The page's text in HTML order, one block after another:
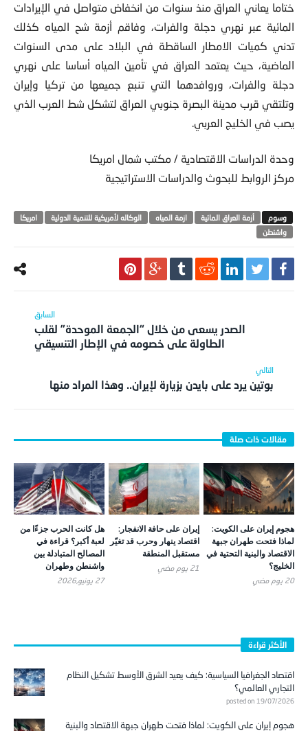
ختاما يعاني العراق منذ سنوات من انخفاض متواصل في الإيرادات
المائية عبر نهري دجلة والفرات، وفاقم أزمة شح المياه كذلك
تدني كميات الامطار الساقطة في البلاد على مدى السنوات
الماضية، حيث يعتمد العراق في تأمين المياه أساسا على نهري
دجلة والفرات، وروافدهما التي تنبع جميعها من تركيا وإيران
وتلتقي قرب مدينة البصرة جنوبي العراق لتشكل شط العرب الذي
يصب في الخليج العربي.
وحدة الدراسات الاقتصادية / مكتب شمال امريكا
مركز الروابط للبحوث والدراسات الاستراتيجية
أزمة العراق المائية ازمة المياه الوكاله لأمريكية للتنمية الدولية
امريكا‬
واشنطن
الصدر يسعى من خلال “الجمعة الموحدة” لقلب
الطاولة على خصومه في الإطار التنسيقي
بوتين يرد على بايدن بزيارة لإيران.. وهذا المراد منها
هجوم إيران على الكويت:
لماذا فتحت طهران جبهة
الاقتصاد والبنية التحتية في
الخليج؟
20 يوم ‎مضي
إيران على حافة الانفجار:
اقتصاد ينهار وحرب قد تغيّر
مستقبل المنطقة
21 يوم ‎مضي
هل كانت الحرب جزءًا من
لعبة أكبر؟ قراءة في
المصالح المتبادلة بين
واشنطن وطهران
27 يونيو,2026
الأكثر قراءة
اقتصاد الجغرافيا السياسية: كيف يعيد الشرق الأوسط تشكيل النظام
التجاري العالمي؟
posted on 19/07/2026
هجوم إيران على الكويت: لماذا فتحت طهران جبهة الاقتصاد والبنية